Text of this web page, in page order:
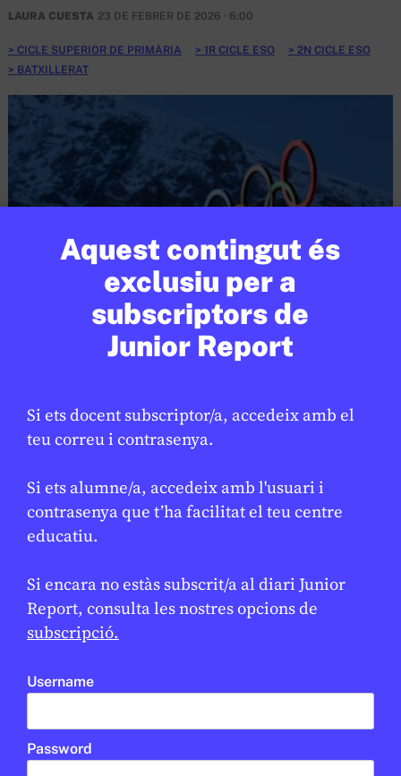
Aquest contingut és
exclusiu per a
subscriptors de
Junior Report
Si ets docent subscriptor/a, accedeix amb el
teu correu i contrasenya.
Si ets alumne/a, accedeix amb l'usuari i
contrasenya que t’ha facilitat el teu centre
educatiu.
Si encara no estàs subscrit/a al diari Junior
Report, consulta les nostres opcions de
subscripció.
Username
Password
LAURA CUESTA 23 DE FEBRER DE 2026 · 6:00
CICLE SUPERIOR DE PRIMÀRIA 1R CICLE ESO
2N CICLE ESO
BATXILLERAT
d’hivern amb 3.000 esportistes i
nous esports
CICLE SUPERIOR DE PRIMÀRIA 1R CICLE ESO
2N CICLE ESO
BATXILLERAT